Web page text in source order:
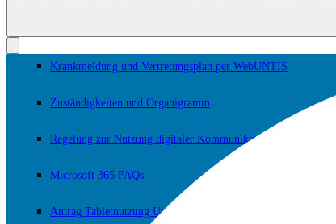
Krankmeldung und Vertretungsplan per WebUNTIS
Zuständigkeiten und Organigramm
Regelung zur Nutzung digitaler Kommunikationsgeräte
Microsoft 365 FAQs
Antrag Tabletnutzung Unterricht